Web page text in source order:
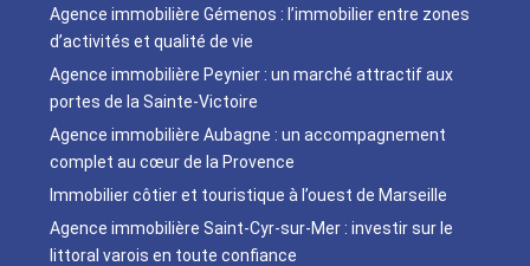
Agence immobilière Gémenos : l’immobilier entre zones
d’activités et qualité de vie
Agence immobilière Peynier : un marché attractif aux
portes de la Sainte-Victoire
Agence immobilière Aubagne : un accompagnement
complet au cœur de la Provence
Immobilier côtier et touristique à l’ouest de Marseille
Agence immobilière Saint-Cyr-sur-Mer : investir sur le
littoral varois en toute confiance